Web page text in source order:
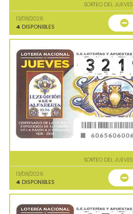
SORTEO DEL JUEVES
13/08/2026
4 DISPONIBLES
SORTEO DEL JUEVES
13/08/2026
4 DISPONIBLES